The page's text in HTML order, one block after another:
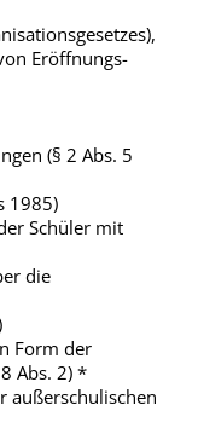
Eröffnungs-
(§ 2 Abs. 5
1985)
Schüler mit
die
Form der
Abs. 2) *